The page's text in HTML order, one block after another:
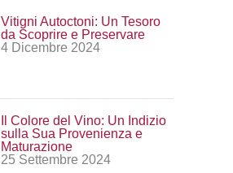
Vitigni Autoctoni: Un Tesoro
da Scoprire e Preservare
4 Dicembre 2024
Il Colore del Vino: Un Indizio
sulla Sua Provenienza e
Maturazione
25 Settembre 2024